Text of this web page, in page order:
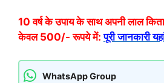
10 वर्ष के उपाय के साथ अपनी लाल
केवल 500/- रूपये में: पूरी जानकारी
WhatsApp Group